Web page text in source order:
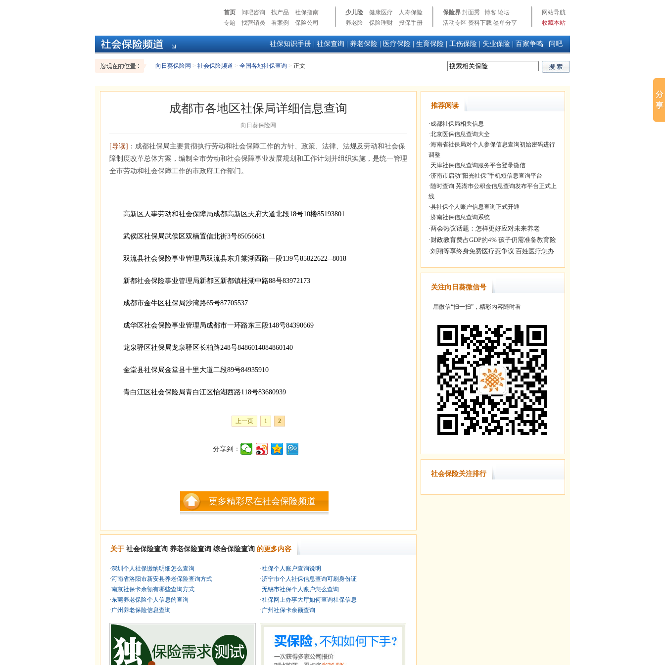
首页 问吧咨询 找产品
社保指南
专题
找营销员 看案例 保险公司
少儿险 健康医疗
人寿保险
养老险
保险理财 投保手册
保险界 封面秀 博客 论坛
活动专区 资料下载 签单分享
网站导航
收藏本站
社保知识手册 社保查询 养老保险 医疗保险 生育保险 工伤保险 失业保险 百家争鸣 问吧
向日葵保险网 > 社会保险频道 > 全国各地社保查询 > 正文
成都市各地区社保局详细信息查询
向日葵保险网
[导读] ：成都社保局主要贯彻执行劳动和社会保障工作的方针、政策、法律、法规及劳动和社会保
障制度改革总体方案，编制全市劳动和社会保障事业发展规划和工作计划并组织实施，是统一管理
全市劳动和社会保障工作的市政府工作部门。
高新区人事劳动和社会保障局成都高新区天府大道北段18号10楼85193801
武侯区社保局武侯区双楠置信北街3号85056681
双流县社会保险事业管理局双流县东升棠湖西路一段139号85822622--8018
新都社会保险事业管理局新都区新都镇桂湖中路88号83972173
成都市金牛区社保局沙湾路65号87705537
成华区社会保险事业管理局成都市一环路东三段148号84390669
龙泉驿区社保局龙泉驿区长柏路248号8486014084860140
金堂县社保局金堂县十里大道二段89号84935910
青白江区社会保险局青白江区怡湖西路118号83680939
上一页 1 2
分享到：
更多精彩尽在社会保险频道
关于 社会保险查询 养老保险查询 综合保险查询 的更多内容
·深圳个人社保缴纳明细怎么查询
·河南省洛阳市新安县养老保险查询方式
·南京社保卡余额有哪些查询方式
·东莞养老保险个人信息的查询
·广州养老保险信息查询
·社保个人账户查询说明
·济宁市个人社保信息查询可刷身份证
·无锡市社保个人账户怎么查询
·社保网上办事大厅如何查询社保信息
·广州社保卡余额查询
推荐阅读
·成都社保局相关信息
·北京医保信息查询大全
·海南省社保局对个人参保信息查询初始密码进行
调整
·天津社保信息查询服务平台登录微信
·济南市启动“阳光社保”手机短信息查询平台
·随时查询 芜湖市公积金信息查询发布平台正式上
线
·县社保个人账户信息查询正式开通
·济南社保信息查询系统
关注向日葵微信号
用微信“扫一扫”，精彩内容随时看
社会保险关注排行